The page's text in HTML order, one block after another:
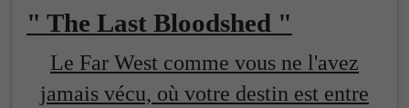
" The Last Bloodshed "
Le Far West comme vous ne l'avez
jamais vécu, où votre destin est entre